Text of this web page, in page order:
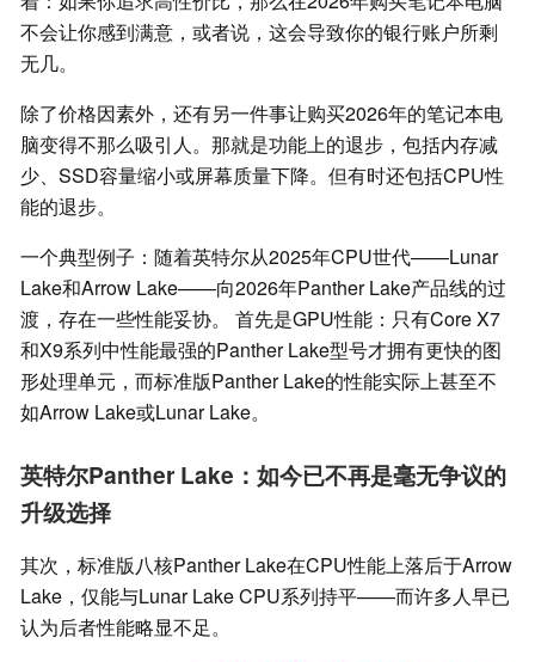
不会让你感到满意，或者说，这会导致你的银行账户所剩
无几。
除了价格因素外，还有另一件事让购买2026年的笔记本电
脑变得不那么吸引人。那就是功能上的退步，包括内存减
少、SSD容量缩小或屏幕质量下降。但有时还包括CPU性
能的退步。
一个典型例子：随着英特尔从2025年CPU世代——Lunar
Lake和Arrow Lake——向2026年Panther Lake产品线的过
渡，存在一些性能妥协。 首先是GPU性能：只有Core X7
和X9系列中性能最强的Panther Lake型号才拥有更快的图
形处理单元，而标准版Panther Lake的性能实际上甚至不
如Arrow Lake或Lunar Lake。
英特尔Panther Lake：如今已不再是毫无争议的
升级选择
其次，标准版八核Panther Lake在CPU性能上落后于Arrow
Lake，仅能与Lunar Lake CPU系列持平——而许多人早已
认为后者性能略显不足。